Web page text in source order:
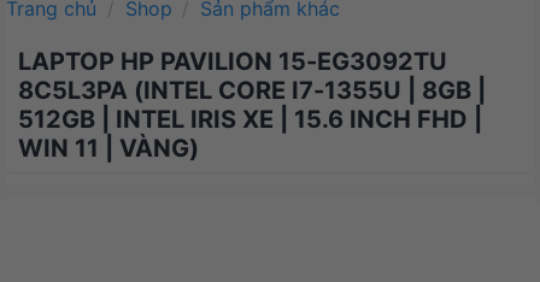
Trang chủ / Shop / Sản phẩm khác
LAPTOP HP PAVILION 15-EG3092TU
8C5L3PA (INTEL CORE I7-1355U | 8GB |
512GB | INTEL IRIS XE | 15.6 INCH FHD |
WIN 11 | VÀNG)